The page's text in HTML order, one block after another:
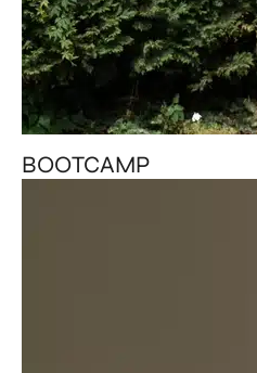
BOOTCAMP